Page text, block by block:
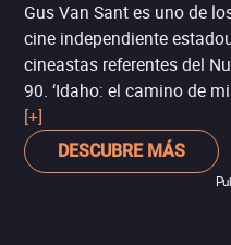
Gus Van Sant es uno de
cine independiente
cineastas referentes del
90. ‘Idaho: el camino de
Idaho’) fue su tercer
famoso de su filmografía
indomable’), dotado de
[+]
DESCUBRE MÁS